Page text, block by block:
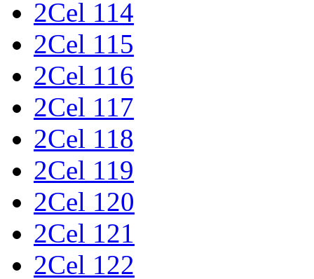
2Cel 114
2Cel 115
2Cel 116
2Cel 117
2Cel 118
2Cel 119
2Cel 120
2Cel 121
2Cel 122